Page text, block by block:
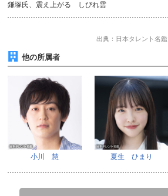
鎌塚氏、震え上がる しびれ雲
出典：日本タレント名鑑
他の所属者
小川 慧 夏生 ひまり